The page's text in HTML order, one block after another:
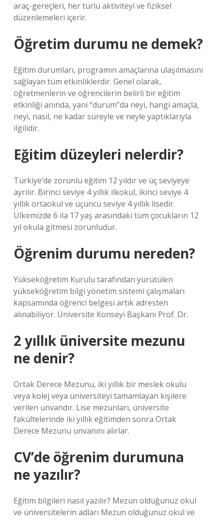
araç-gereçleri, her türlü aktiviteyi ve fiziksel
düzenlemeleri içerir.
Öğretim durumu ne demek?
Eğitim durumları, programın amaçlarına ulaşılmasını
sağlayan tüm etkinliklerdir. Genel olarak,
öğretmenlerin ve öğrencilerin belirli bir eğitim
etkinliği anında, yani “durum”da neyi, hangi amaçla,
neyi, nasıl, ne kadar süreyle ve neyle yaptıklarıyla
ilgilidir.
Eğitim düzeyleri nelerdir?
Türkiye’de zorunlu eğitim 12 yıldır ve üç seviyeye
ayrılır. Birinci seviye 4 yıllık ilkokul, ikinci seviye 4
yıllık ortaokul ve üçüncü seviye 4 yıllık lisedir.
Ülkemizde 6 ila 17 yaş arasındaki tüm çocukların 12
yıl okula gitmesi zorunludur.
Öğrenim durumu nereden?
Yükseköğretim Kurulu tarafından yürütülen
yükseköğretim bilgi yönetim sistemi çalışmaları
kapsamında öğrenci belgesi artık adresten
alınabiliyor. Üniversite Konseyi Başkanı Prof. Dr.
2 yıllık üniversite mezunu
ne denir?
Ortak Derece Mezunu, iki yıllık bir meslek okulu
veya kolej veya üniversiteyi tamamlayan kişilere
verilen unvandır. Lise mezunları, üniversite
fakültelerinde iki yıllık eğitimden sonra Ortak
Derece Mezunu unvanını alırlar.
CV’de öğrenim durumuna
ne yazılır?
Eğitim bilgileri nasıl yazılır? Mezun olduğunuz okul
ve üniversitelerin adları Mezun olduğunuz okul ve